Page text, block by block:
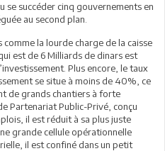
se succéder cinq gouvernements en
au second plan.
la lourde charge de la caisse
est de 6 Milliards de dinars est
Plus encore, le taux
se situe à moins de 40%, ce
de grands chantiers à forte
Partenariat Public-Privé, conçu
il est réduit à sa plus juste
grande cellule opérationnelle
il est confiné dans un petit